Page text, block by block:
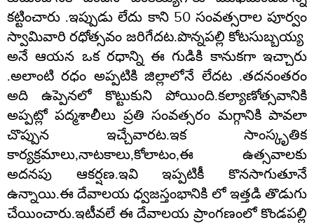
కట్టించారు .ఇప్పుడు లేదు కాని 50 సంవత్సరాల పూర్వం
స్వామివారి రధోత్సవం జరిగేదట.పొన్నపల్లి కోటసుబ్బయ్య
అనే ఆయన ఒక రధాన్ని ఈ గుడికి కానుకగా ఇచ్చారు
.అలాంటి రధం అప్పటికి జిల్లాలోనే లేదట .తదనంతరం
అది ఉప్పెనలో కొట్టుకుని పోయింది.కల్యాణోత్సవానికి
అప్పట్లో పద్మశాలీలు ప్రతి సంవత్సరం మగ్గానికి పావలా
చొప్పున ఇచ్చేవారట.ఇక సాంస్కృతిక
కార్యక్రమాలు,నాటకాలు,కోలాటం,ఈ ఉత్సవాలకు
అదనపు ఆకర్షణ.ఇవి ఇప్పటికీ కొనసాగుతూనే
ఉన్నాయి.ఈ దేవాలయ ధ్వజస్తంభానికి లో ఇత్తడి తొడుగు
చేయించారు.ఇటీవలే ఈ దేవాలయ ప్రాంగణంలో కొండపల్లి